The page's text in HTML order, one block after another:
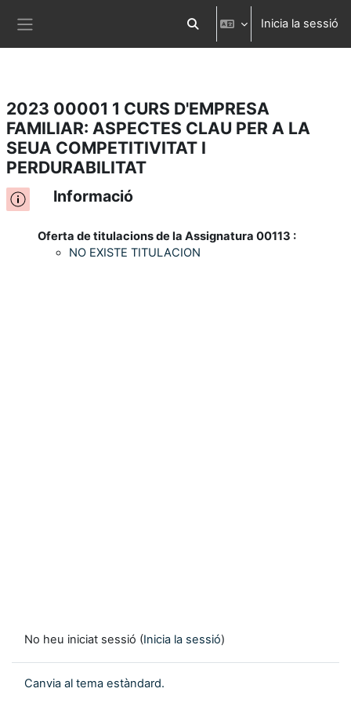
Ves al contingut principal Commuta l'entrada de la cerca
Inicia la sessió
2023 00001 1 CURS D'EMPRESA
FAMILIAR: ASPECTES CLAU PER A LA
SEUA COMPETITIVITAT I
PERDURABILITAT
Informació
Oferta de titulacions de la Assignatura 00113 :
NO EXISTE TITULACION
No heu iniciat sessió (Inicia la sessió)
Canvia al tema estàndard.